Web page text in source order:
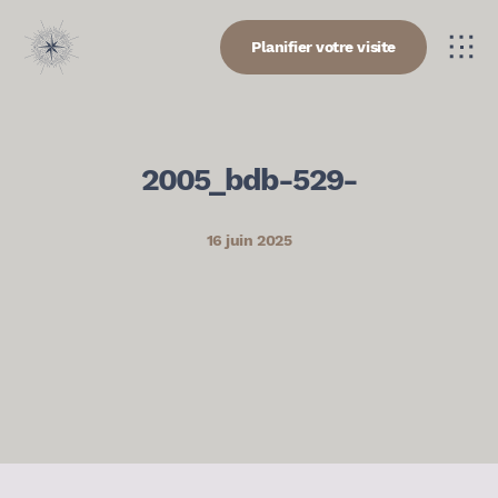
Planifier votre visite
2005_bdb-529-
16 juin 2025